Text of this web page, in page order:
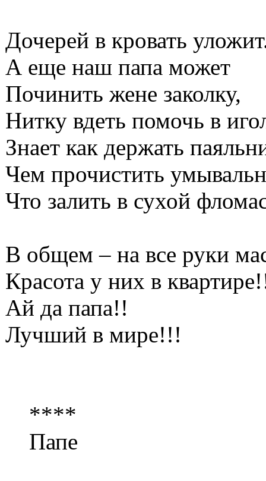
Дочерей в кровать
А еще наш папа может
Починить жене заколку,
Нитку вдеть помочь в
Знает как держать
Чем прочистить
Что залить в сухой
В общем – на все руки
Красота у них в
Ай да папа!!
Лучший в мире!!!
****
Папе